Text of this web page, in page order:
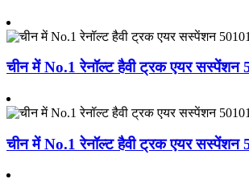
चीन में No.1 रेनॉल्ट हैवी ट्रक एयर सस्पेंशन
चीन में No.1 रेनॉल्ट हैवी ट्रक एयर सस्पेंशन